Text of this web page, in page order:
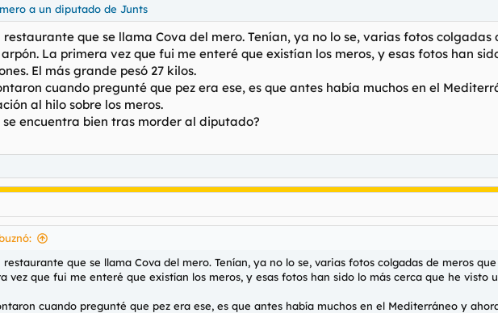
a un diputado de Junts
restaurante que se llama Cova del mero. Tenían, ya no lo se, varias fotos
La primera vez que fui me enteré que existían los meros, y esas fotos han
El más grande pesó 27 kilos.
cuando pregunté que pez era ese, es que antes había muchos en el
al hilo sobre los meros.
se encuentra bien tras morder al diputado?
que se llama Cova del mero. Tenían, ya no lo se, varias fotos colgadas de meros
vez que fui me enteré que existían los meros, y esas fotos han sido lo más cerca que he visto
cuando pregunté que pez era ese, es que antes había muchos en el Mediterráneo y